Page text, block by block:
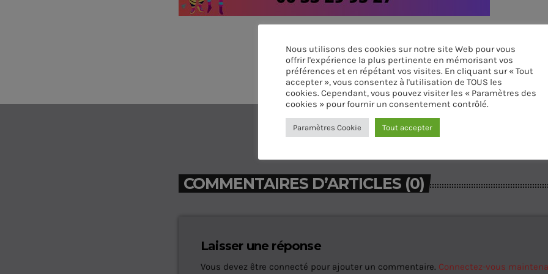
COMMENTAIRES D’ARTICLES (0)
Laisser une réponse
Vous devez être connecté pour ajouter un commentaire. Connectez-vous
Nous utilisons des cookies sur notre site Web pour vous
offrir l'expérience la plus pertinente en mémorisant vos
préférences et en répétant vos visites. En cliquant sur « Tout
accepter », vous consentez à l'utilisation de TOUS les
cookies. Cependant, vous pouvez visiter les « Paramètres des
cookies » pour fournir un consentement contrôlé.
Paramètres Cookie Tout accepter